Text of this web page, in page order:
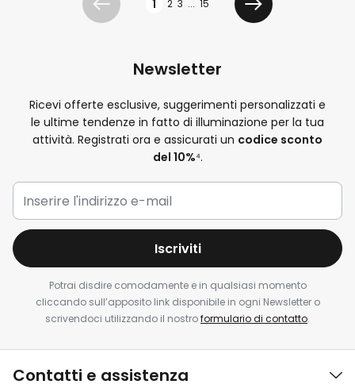
Precedente 1 2 3 ... 15
Avanti
Newsletter
Ricevi offerte esclusive, suggerimenti personalizzati e
le ultime tendenze in fatto di illuminazione per la tua
attività. Registrati ora e assicurati un codice sconto
del 10%⁴.
Iscriviti
Potrai disdire comodamente e in qualsiasi momento
cliccando sull’apposito link disponibile in ogni Newsletter o
scrivendoci utilizzando il nostroformulario di contatto.
Contatti e assistenza